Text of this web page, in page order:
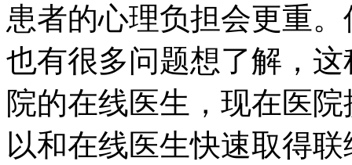
患者的心理负担会更重
也有很多问题想了解，
院的在线医生，现在医
以和在线医生快速取得